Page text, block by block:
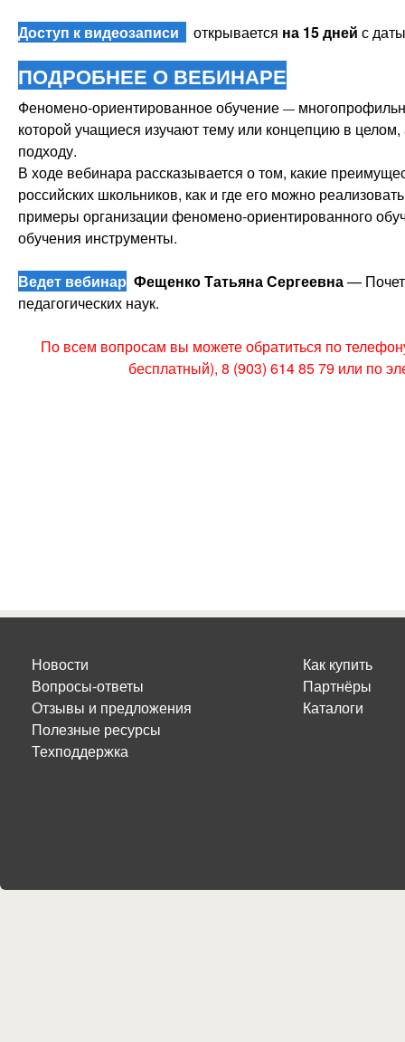
Доступ к видеозаписи открывается на 15 дней с
ПОДРОБНЕЕ О ВЕБИНАРЕ
Феномено-ориентированное обучение —
которой учащиеся изучают тему или концепцию в
подходу.
В ходе вебинара рассказывается о том, какие
российских школьников, как и где его можно
примеры организации феномено-ориентированного
обучения инструменты.
Ведет вебинар Фещенко Татьяна Сергеевна—
педагогических наук.
По всем вопросам вы можете обратиться по
бесплатный), 8 (903) 614 85 79 или по
Новости
Вопросы-ответы
Отзывы и предложения
Полезные ресурсы
Техподдержка
Как купить
Партнёры
Каталоги